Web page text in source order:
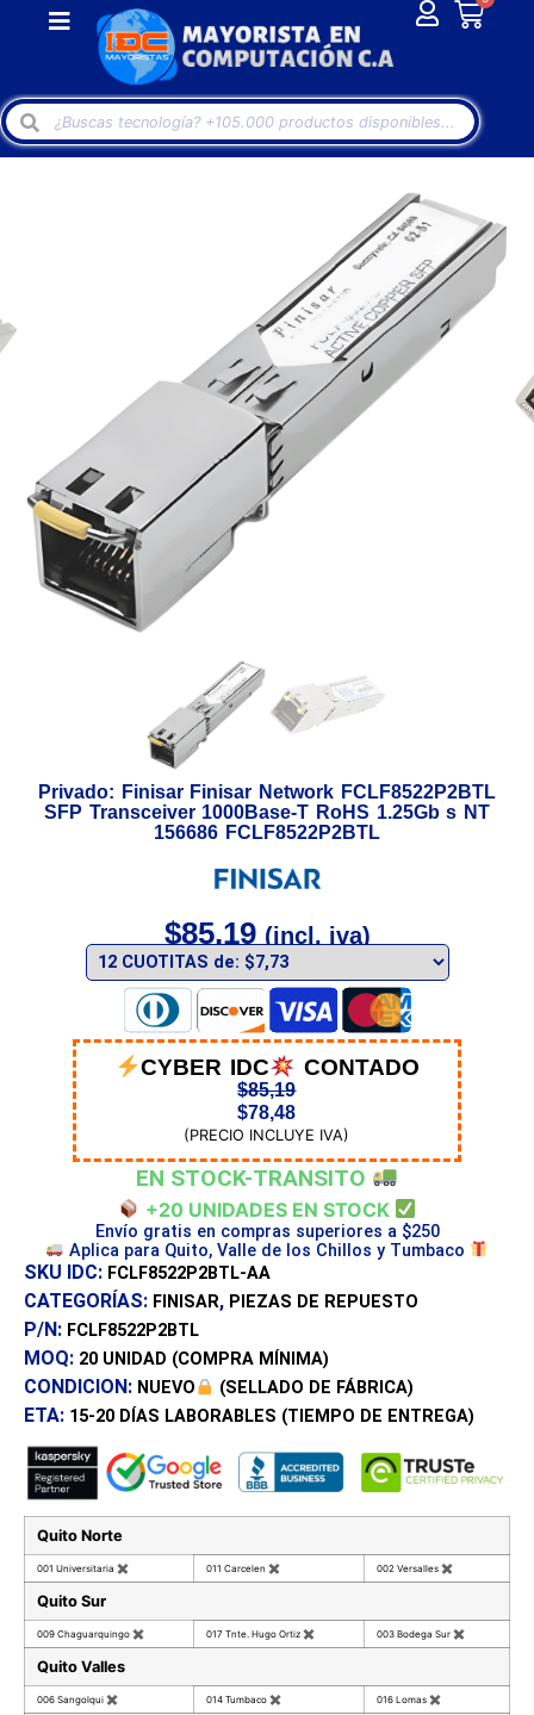
Privado: Finisar Finisar Network FCLF8522P2BTL
SFP Transceiver 1000Base-T RoHS 1.25Gb s NT
156686 FCLF8522P2BTL
$85,19 (incl. iva)
CYBER IDC CONTADO
$85,19
$78,48
(PRECIO INCLUYE IVA)
EN STOCK-TRANSITO
+20 UNIDADES EN STOCK
Envío gratis en compras superiores a $250
Aplica para Quito, Valle de los Chillos y Tumbaco
SKU IDC: FCLF8522P2BTL-AA
CATEGORÍAS: FINISAR, PIEZAS DE REPUESTO
P/N: FCLF8522P2BTL
MOQ: 20 UNIDAD (COMPRA MÍNIMA)
CONDICION: NUEVO (SELLADO DE FÁBRICA)
ETA: 15-20 DÍAS LABORABLES (TIEMPO DE ENTREGA)
Quito Norte
001 Universitaria ✖ 011 Carcelen ✖ 002 Versalles ✖
Quito Sur
009 Chaguarquingo ✖ 017 Tnte. Hugo Ortiz ✖ 003 Bodega Sur ✖
Quito Valles
006 Sangolqui ✖ 014 Tumbaco ✖ 016 Lomas ✖